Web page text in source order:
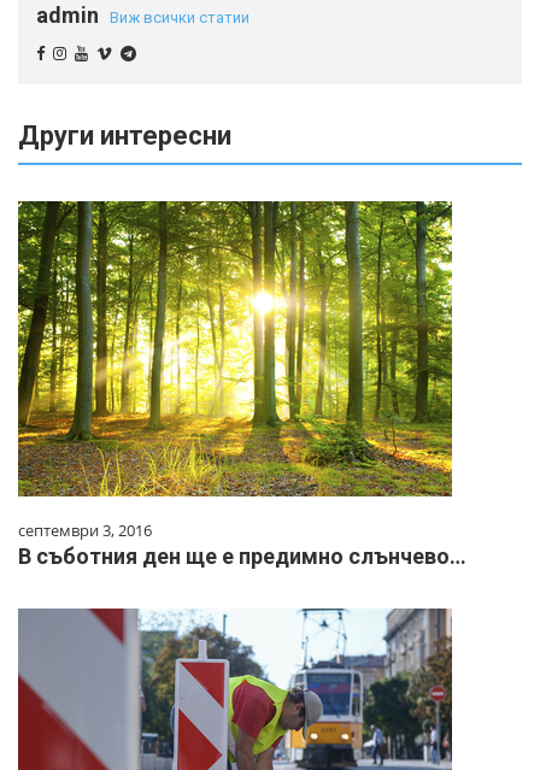
admin Виж всички статии
Други интересни
септември 3, 2016
В съботния ден ще е предимно слънчево…